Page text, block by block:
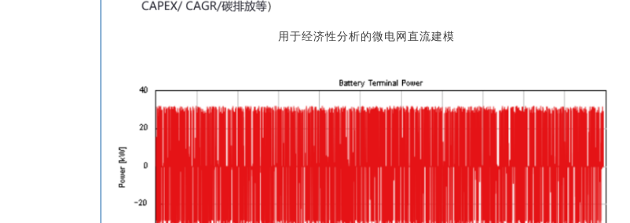
用于经济性分析的微电网直流建模